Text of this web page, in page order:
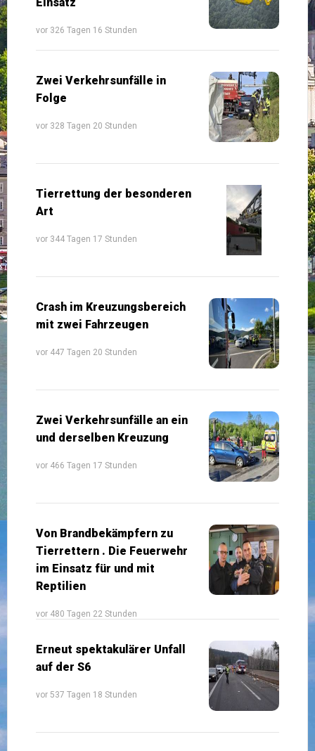
vor 326 Tagen 16 Stunden
Zwei Verkehrsunfälle in
Folge
vor 328 Tagen 20 Stunden
Tierrettung der besonderen
Art
vor 344 Tagen 17 Stunden
Crash im Kreuzungsbereich
mit zwei Fahrzeugen
vor 447 Tagen 20 Stunden
Zwei Verkehrsunfälle an ein
und derselben Kreuzung
vor 466 Tagen 17 Stunden
Von Brandbekämpfern zu
Tierrettern . Die Feuerwehr
im Einsatz für und mit
Reptilien
vor 480 Tagen 22 Stunden
Erneut spektakulärer Unfall
auf der S6
vor 537 Tagen 18 Stunden